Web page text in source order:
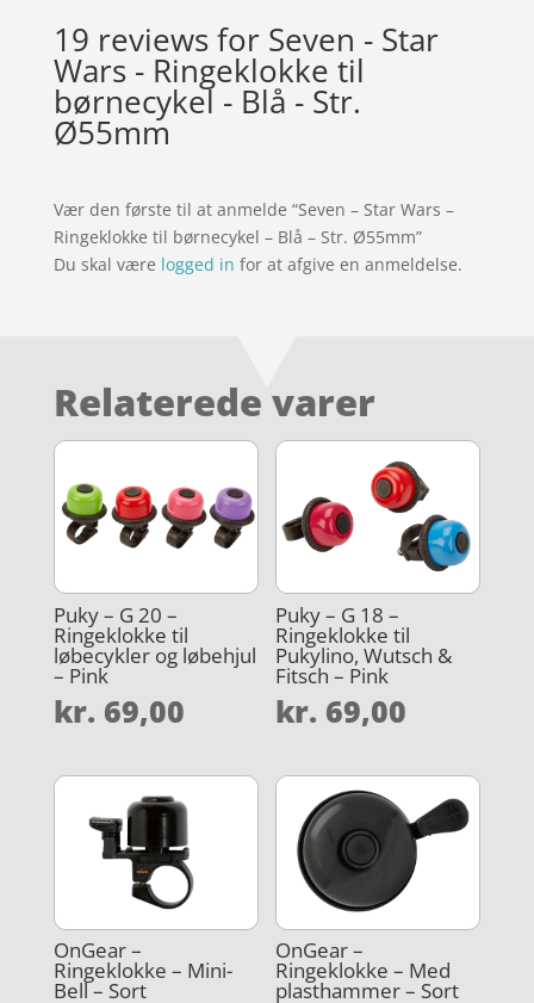
19 reviews for Seven - Star
Wars - Ringeklokke til
børnecykel - Blå - Str.
Ø55mm
Vær den første til at anmelde “Seven – Star Wars –
Ringeklokke til børnecykel – Blå – Str. Ø55mm”
Du skal være logged in for at afgive en anmeldelse.
Relaterede varer
Puky – G 20 –
Ringeklokke til
løbecykler og løbehjul
– Pink
kr. 69,00
Puky – G 18 –
Ringeklokke til
Pukylino, Wutsch &
Fitsch – Pink
kr. 69,00
OnGear –
Ringeklokke – Mini-
Bell – Sort
OnGear –
Ringeklokke – Med
plasthammer – Sort